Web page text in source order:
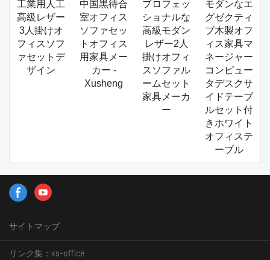
工業用人工
高級レザー
3人掛けオ
フィスソフ
ァセットデ
ザイン
中国黒待合
室オフィス
ソファセッ
トオフィス
用家具メー
カー -
Xusheng
プロフェッ
ショナルな
高級モダン
レザー2人
掛けオフィ
スソファル
ームセット
家具メーカ
ー
モダンなエ
グゼクティ
ブ木製オフ
ィス家具マ
ネージャー
コンピュー
タデスクサ
イドテーブ
ルセット付
きホワイト
オフィステ
ーブル
サイトマップ
リンク集： xs-office